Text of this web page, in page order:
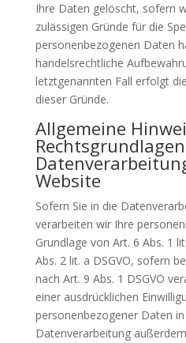
Ihre Daten gelöscht, sofern
zulässigen Gründe für die
personenbezogenen Daten
handelsrechtliche
letztgenannten Fall erfolgt
dieser Gründe.
Allgemeine
Website
Sofern Sie in die
verarbeiten wir Ihre
Grundlage von Art. 6 Abs. 1
Abs. 2 lit. a DSGVO, sofern
nach Art. 9 Abs. 1 DSGVO
einer ausdrücklichen
personenbezogener Daten
Datenverarbeitung